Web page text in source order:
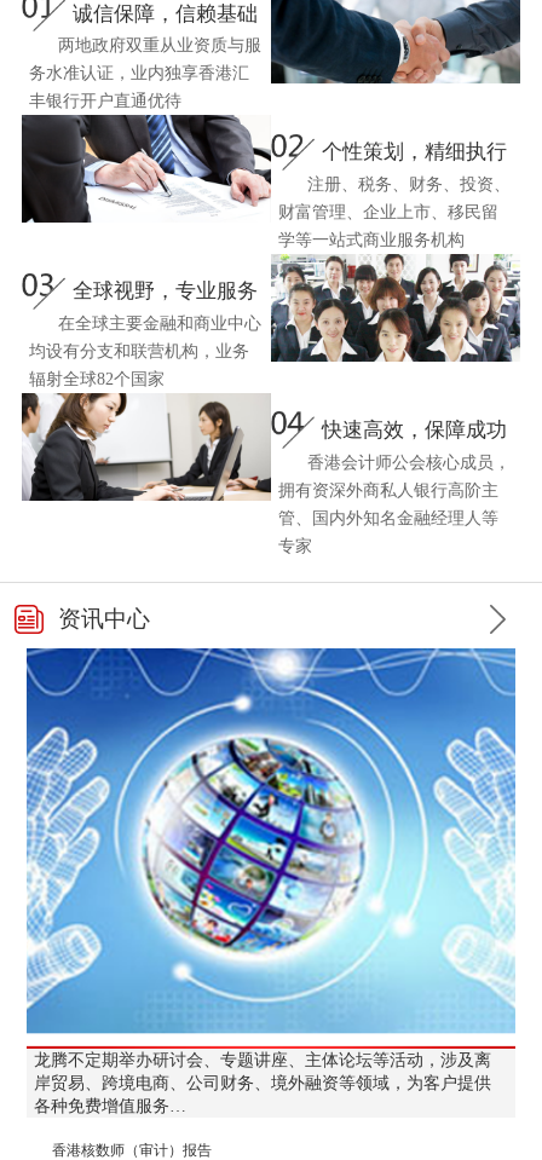
诚信保障，信赖基础
两地政府双重从业资质与服
务水准认证，业内独享香港汇
丰银行开户直通优待
个性策划，精细执行
注册、税务、财务、投资、
财富管理、企业上市、移民留
学等一站式商业服务机构
全球视野，专业服务
在全球主要金融和商业中心
均设有分支和联营机构，业务
辐射全球82个国家
快速高效，保障成功
香港会计师公会核心成员，
拥有资深外商私人银行高阶主
管、国内外知名金融经理人等
专家
资讯中心
龙腾不定期举办研讨会、专题讲座、主体论坛等活动，涉及离
岸贸易、跨境电商、公司财务、境外融资等领域，为客户提供
各种免费增值服务…
香港核数师（审计）报告